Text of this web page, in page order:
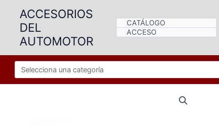
contenido
ACCESORIOS
DEL
AUTOMOTOR
CATÁLOGO
ACCESO